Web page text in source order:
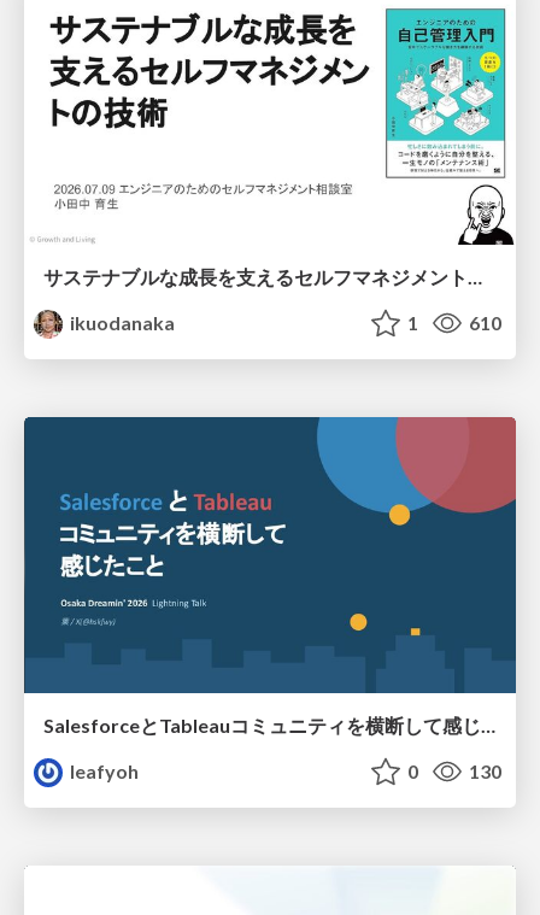
サステナブルな成長を支えるセルフマネジメントの技術/Self Management skill for growth
ikuodanaka
1 610
SalesforceとTableauコミュニティを横断して感じたこと（Osaka Dreamin）
leafyoh
0 130